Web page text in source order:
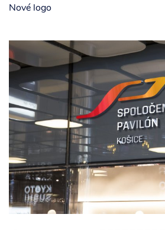
Nové logo